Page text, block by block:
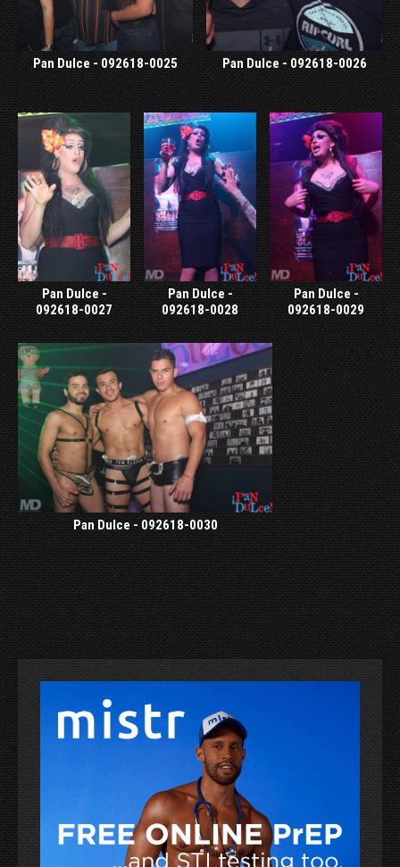
Pan Dulce - 092618-0025 Pan Dulce - 092618-0026
Pan Dulce -
092618-0027
Pan Dulce -
092618-0028
Pan Dulce -
092618-0029
Pan Dulce - 092618-0030